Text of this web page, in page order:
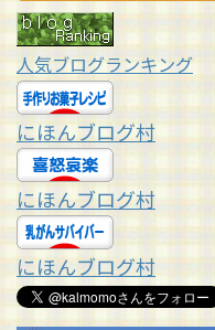
人気ブログランキング
にほんブログ村
にほんブログ村
にほんブログ村